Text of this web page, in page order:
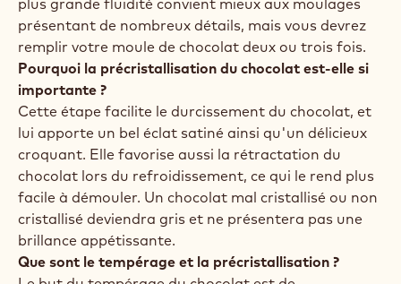
votre chocolat avec ce produit.
BON À SAVOIR
Pourquoi la fluidité est-elle si importante ?
La fluidité détermine l’épaisseur de la coque et le
croquant de vos produits : plus votre chocolat est
fluide, plus votre coque sera fine et croquante.
L’utilisation d'un chocolat à la fluidité adéquate
vous fera aussi gagner du temps : vous pourrez
mouler de grandes pièces d'un seul tenant si vous
optez pour un chocolat moins fluide. À l’inverse, une
plus grande fluidité convient mieux aux moulages
présentant de nombreux détails, mais vous devrez
remplir votre moule de chocolat deux ou trois fois.